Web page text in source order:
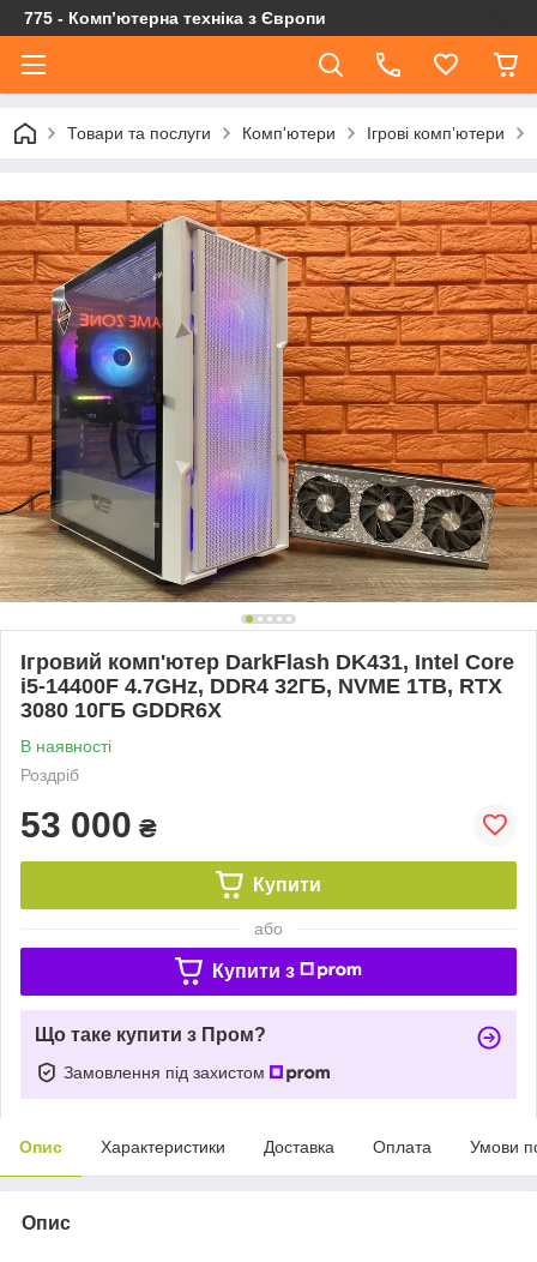
775 - Компʼютерна техніка з Європи
Товари та послуги Комп'ютери Ігрові компʼютери
Ігровий комп'ютер DarkFlash DK431, Intel Core
i5-14400F 4.7GHz, DDR4 32ГБ, NVME 1TB, RTX
3080 10ГБ GDDR6X
В наявності
Роздріб
53 000 ₴
Купити
або
Купити з
Що таке купити з Пром?
Замовлення під захистом
Опис Характеристики Доставка Оплата Умови
Опис